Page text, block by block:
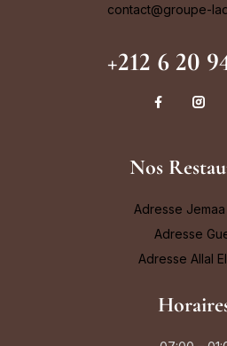
contact@groupe-
+212 6 20
Nos
Adresse Jemaa
Adresse
Adresse Allal